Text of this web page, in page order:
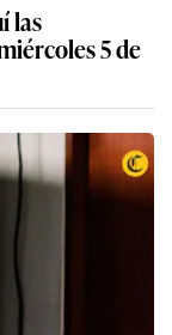
las
5 de